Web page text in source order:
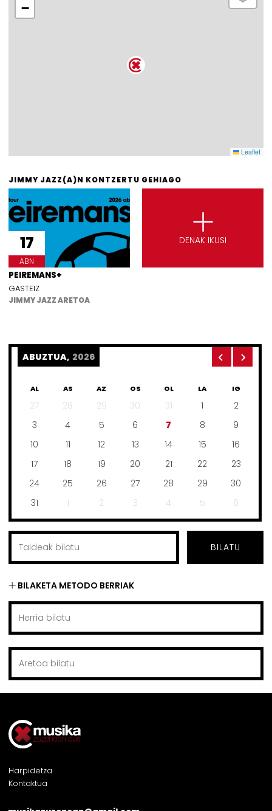
−
Leaflet
JIMMY JAZZ(A)N KONTZERTU GEHIAGO
17
ABN
PEIREMANS+
GASTEIZ
JIMMY JAZZ ARETOA
DENAK IKUSI
ABUZTUA, 2026
AL AS AZ OS OL LA IG
27 28 29 30 31 1
2
3
4 5 6 7 8
9
10
11 12 13 14 15
16
17
18 19 20 21 22
23
24
25 26 27 28 29
30
31
1 2 3 4 5 6
BILATU
BILAKETA METODO BERRIAK
Harpidetza
Kontaktua